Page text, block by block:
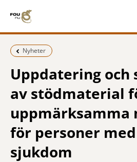
Föregående sida:
Nyheter
Uppdatering och
av stödmaterial
uppmärksamma
för personer
sjukdom